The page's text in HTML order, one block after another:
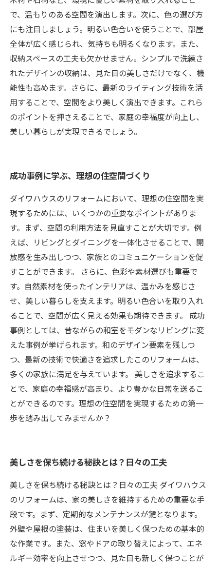
で、温もりのある空間を演出します。次に、色の選び方
にも注目しましょう。明るい色合いを使うことで、部屋
全体が広く感じられ、気持ちも明るくなります。また、
収納スペースの工夫も欠かせません。シンプルで洗練さ
れたデザインの収納は、見た目の美しさだけでなく、機
能性も高めます。さらに、最新のライティング技術を活
用することで、空間をより美しく演出できます。これら
のポイントを押さえることで、家庭の幸福度が向上し、
美しい暮らしが実現できるでしょう。
成功事例に学ぶ、理想の住空間づくり
ダイワハウスのリフォームにおいて、理想の住空間を実
現するためには、いくつかの重要なポイントがありま
す。まず、空間の利用方法を見直すことが大切です。例
えば、リビングとダイニングを一体化させることで、開
放感を生み出しつつ、家族とのコミュニケーションを促
すことができます。 さらに、色彩や素材選びも重要で
す。自然素材を使ったインテリアは、温かみを感じさ
せ、美しい暮らしを支えます。明るい色合いを取り入れ
ることで、空間が広く見える効果も期待できます。 成功
事例としては、昔ながらの和室をモダンなリビングに変
えた事例が挙げられます。和のデザイン要素を残しつ
つ、最新の技術で快適さを追求したこのリフォームは、
多くの家族に満足を与えています。 美しさを追求するこ
とで、家庭の幸福感が高まり、より豊かな日常を送るこ
とができるのです。理想の住空間を実現するための第一
歩を踏み出してみませんか？
美しさを保ち続ける秘訣とは？日々の工夫
美しさを保ち続ける秘訣とは？日々の工夫 ダイワハウス
のリフォームは、家の美しさを維持するための重要な手
段です。まず、定期的なメンテナンスが鍵となります。
外壁や屋根の塗装は、住まいを美しく保つための基本的
な作業です。また、窓やドアの取り替えによって、エネ
ルギー効率を向上させつつ、見た目も新しく保つことが